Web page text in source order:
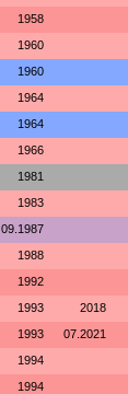
1958
1960
1960
1964
1964
1966
1981
1983
09.1987
1988
1992
1993 2018
1993 07.2021
1994
1994